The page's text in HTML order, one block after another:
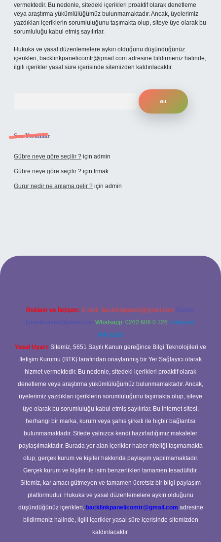
vermektedir. Bu nedenle, sitedeki içerikleri proaktif olarak denetleme
veya araştırma yükümlülüğümüz bulunmamaktadır. Ancak, üyelerimiz
yazdıkları içeriklerin sorumluluğunu taşımakta olup, siteye üye olarak bu
sorumluluğu kabul etmiş sayılırlar.
Hukuka ve yasal düzenlemelere aykırı olduğunu düşündüğünüz
içerikleri, backlinkpanelicomtr@gmail.com adresine bildirmeniz halinde,
ilgili içerikler yasal süre içerisinde sitemizden kaldırılacaktır.
Son Yorumlar
Gübre neye göre seçilir ? için admin
Gübre neye göre seçilir ? için Irmak
Gurur nedir ne anlama gelir ? için admin
Reklam ve İletişim: E-mail: backlinkpaneli@gmail.com Teams:
forumhizmeti@gmail.com Whatsapp: 0262 606 0 726 Telegram:
@karabul
Yasal Uyarı: Sitemiz, 5651 Sayılı Kanun gereğince Bilgi Teknolojileri ve
İletişim Kurumu (BTK) tarafından onaylanmış bir Yer Sağlayıcı olarak
hizmet vermektedir. Bu nedenle, sitedeki içerikleri proaktif olarak
denetleme veya araştırma yükümlülüğümüz bulunmamaktadır. Ancak,
üyelerimiz yazdıkları içeriklerin sorumluluğunu taşımakta olup, siteye
üye olarak bu sorumluluğu kabul etmiş sayılırlar. Bu internet sitesi,
herhangi bir marka, kurum veya şahıs şirketi ile hiçbir bağlantısı
bulunmamaktadır. Sitede yalnızca kendi hazırladığımız makaleler
paylaşılmaktadır. Burada yer alan içerikler haber niteliği taşımamakta
olup, gerçek kurum ve kişiler hakkında paylaşım yapılmamaktadır.
Gerçek kurum ve kişiler ile isim benzerlikleri tamamen tesadüfidir.
Sitemiz, kar amacı gütmeyen ve tamamen ücretsiz bir bilgi paylaşım
platformudur. Hukuka ve yasal düzenlemelere aykırı olduğunu
düşündüğünüz içerikleri, backlinkpanelicomtr@gmail.com adresine
bildirmeniz halinde, ilgili içerikler yasal süre içerisinde sitemizden
kaldırılacaktır.